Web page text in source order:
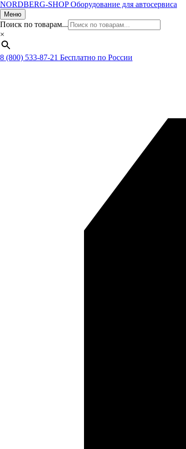
NORDBERG-SHOP Оборудование для автосервиса
Меню
Поиск по товарам...
×
8 (800) 533-87-21 Бесплатно по России